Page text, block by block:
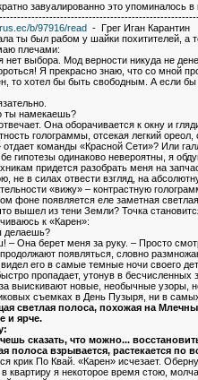
завуалированно это упоминалось
b/97916/read - Гpeг Игaн Кapaнтин
ты был рабом у шайки похитителей, а
плечами:
нет выбора. Мод верности никуда не
Я прекрасно знаю, что со мной
то хотел бы быть свободным. А если
ты намекаешь?
Она оборачивается к окну и
голограммы, отсекая легкий
отдает команды «Красной Сети»? Или
гипотезы одинаково невероятны, я
придется разобрать меня на
не в силах отвести взгляд, на
«вижу» – контрастную
фоне появляется еле заметная
вышел из тени Земли? Точка
к «Карен»:
делаешь?
Она берет меня за руку. – Просто
появляться, словно
его в самые темные ночи своего
пропадает, утонув в бесчисленных
выискивают новые, необычные узоры,
съемках в День Пузыря, ни в
светлая полоса, похожая на
и ярче.
сказать, что можно...
полоса взрывается, растекается по
крик По Квай. «Карен» исчезает.
квартиру я некоторое время стою,